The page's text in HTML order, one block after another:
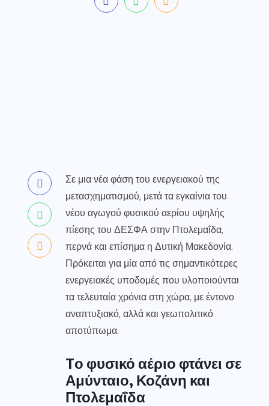
Σε μια νέα φάση του ενεργειακού της
μετασχηματισμού, μετά τα εγκαίνια του
νέου αγωγού φυσικού αερίου υψηλής
πίεσης του ΔΕΣΦΑ στην Πτολεμαΐδα,
περνά και επίσημα η Δυτική Μακεδονία.
Πρόκειται για μία από τις σημαντικότερες
ενεργειακές υποδομές που υλοποιούνται
τα τελευταία χρόνια στη χώρα, με έντονο
αναπτυξιακό, αλλά και γεωπολιτικό
αποτύπωμα.
Tο φυσικό αέριο φτάνει σε
Αμύνταιο, Κοζάνη και
Πτολεμαΐδα